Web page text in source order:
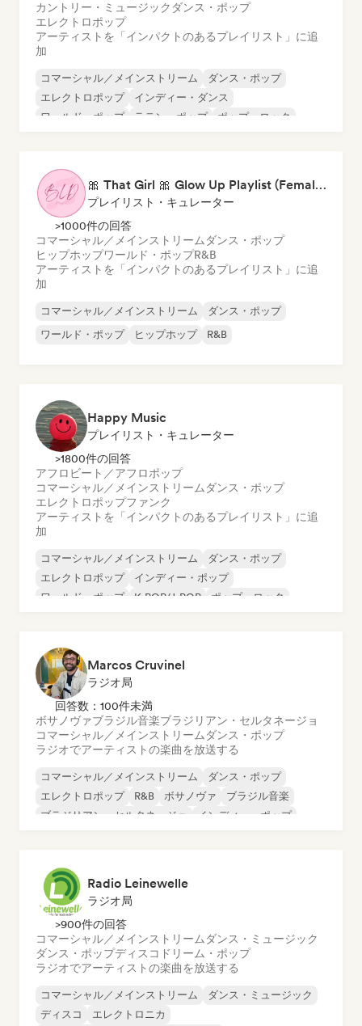
カントリー・ミュージック ダンス・ポップ
エレクトロポップ
アーティストを「インパクトのあるプレイリスト」に追
加
コマーシャル／メインストリーム
ダンス・ポップ
エレクトロポップ
インディー・ダンス
ワールド・ポップ
ラテン・ポップ
ポップ・ロック
🎀 That Girl 🎀 Glow Up Playlist (Female Artists)
プレイリスト・キュレーター
>1000件の回答
コマーシャル／メインストリーム ダンス・ポップ
ヒップホップワールド・ポップR&B
アーティストを「インパクトのあるプレイリスト」に追
加
コマーシャル／メインストリーム
ダンス・ポップ
ワールド・ポップ
ヒップホップ R&B
Happy Music
プレイリスト・キュレーター
>1800件の回答
アフロビート／アフロポップ
コマーシャル／メインストリーム ダンス・ポップ
エレクトロポップファンク
アーティストを「インパクトのあるプレイリスト」に追
加
コマーシャル／メインストリーム
ダンス・ポップ
エレクトロポップ
インディー・ポップ
ワールド・ポップ
K-POP/J-POP
ポップ・ロック
Marcos Cruvinel
ラジオ局
回答数：100件未満
ボサノヴァブラジル音楽ブラジリアン・セルタネージョ
コマーシャル／メインストリーム ダンス・ポップ
ラジオでアーティストの楽曲を放送する
コマーシャル／メインストリーム
ダンス・ポップ
エレクトロポップ
R&B ボサノヴァ
ブラジル音楽
ブラジリアン・セルタネージョ
インディー・ポップ
Radio Leinewelle
ラジオ局
>900件の回答
コマーシャル／メインストリーム ダンス・ミュージック
ダンス・ポップディスコ ドリーム・ポップ
ラジオでアーティストの楽曲を放送する
コマーシャル／メインストリーム
ダンス・ミュージック
ディスコ
エレクトロニカ